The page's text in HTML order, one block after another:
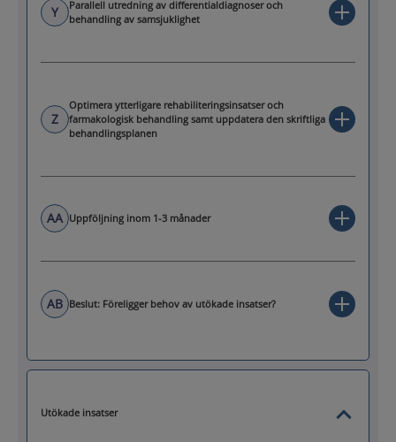
Y
Parallell utredning av differentialdiagnoser och
behandling av samsjuklighet
Z
Optimera ytterligare rehabiliteringsinsatser och
farmakologisk behandling samt uppdatera den skriftliga
behandlingsplanen
AA Uppföljning inom 1-3 månader
AB Beslut: Föreligger behov av utökade insatser?
Utökade insatser